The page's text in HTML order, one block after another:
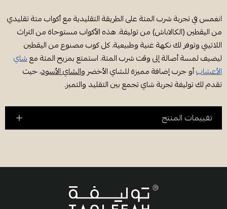
انغمس في تجربة شرب المتة على الطريقة التقليدية مع أكواب متة تقليدي
من اليقطين (الكالاباش) من توليفة. هذه الأكواب مستوحاة من التراث
اللاتيني وتوفر لك نكهة غنية وطبيعية. كل كوب مصنوع من اليقطين
ليضيف لمسة أصالة إلى وقت شرب المتة. استمتع بمزيج المتة معشاي
الأعشابأو جرب إضافة مميزة للشاي الأخضر والشاي الأسود، حيث
تقدم لك توليفة تجربة شاي تجمع بين التقليد والتميز.
تقييمات المنتج